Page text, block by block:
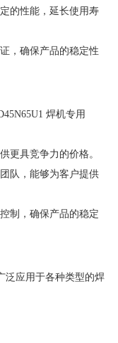
的性能，延长使用寿
，确保产品的稳定性
焊机专用
更具竞争力的价格。
队，能够为客户提供
制，确保产品的稳定
泛应用于各种类型的焊